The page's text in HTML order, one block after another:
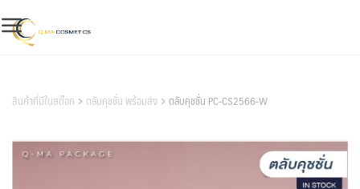
to
content
สินค้าที่มีในสต๊อก ตลับคุชชั่น พร้อมส่ง ตลับคุชชั่น PC-CS2566-W